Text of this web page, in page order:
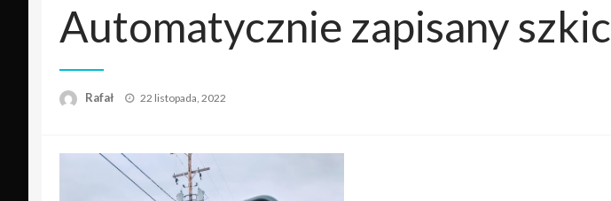
Automatycznie zapisany szkic
Rafał
Opublikowane
22 listopada, 2022